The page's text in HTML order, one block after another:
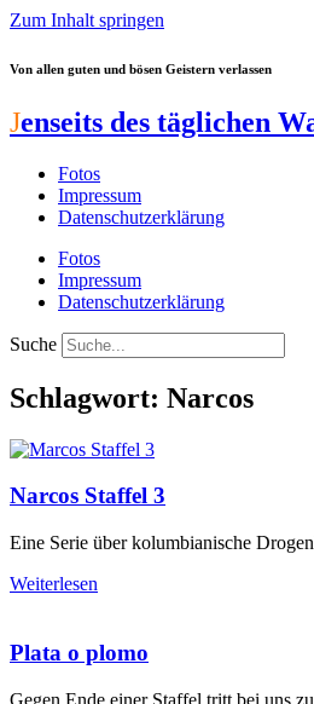
Zum Inhalt springen
Von allen guten und bösen Geistern verlassen
Jenseits des täglichen
Fotos
Impressum
Datenschutzerklärung
Fotos
Impressum
Datenschutzerklärung
Suche
Schlagwort: Narcos
Narcos Staffel 3
Eine Serie über kolumbianische
Weiterlesen
Plata o plomo
Gegen Ende einer Staffel tritt bei uns